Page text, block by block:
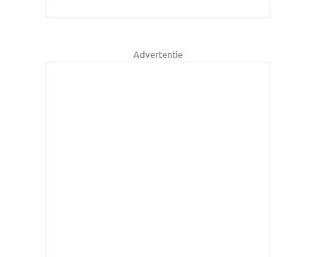
Advertentie